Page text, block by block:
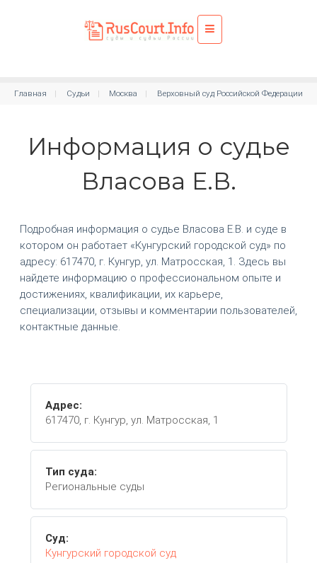
Главная Судьи Москва Верховный суд Российской Федерации
Информация о судье
Власова Е.В.
Подробная информация о судье Власова Е.В. и суде в
котором он работает «Кунгурский городской суд» по
адресу: 617470, г. Кунгур, ул. Матросская, 1. Здесь вы
найдете информацию о профессиональном опыте и
достижениях, квалификации, их карьере,
специализации, отзывы и комментарии пользователей,
контактные данные.
Адрес:
617470, г. Кунгур, ул. Матросская, 1
Тип суда:
Региональные суды
Суд:
Кунгурский городской суд